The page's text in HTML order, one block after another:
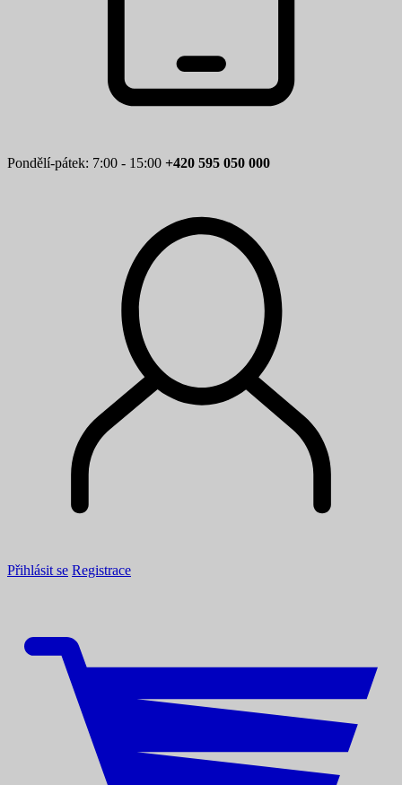
Pondělí-pátek: 7:00 - 15:00 +420 595 050 000
Přihlásit se Registrace